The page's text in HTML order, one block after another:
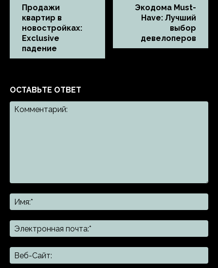
Продажи
квартир в
новостройках:
Exclusive
падение
Экодома Must-
Have: Лучший
выбор
девелоперов
ОСТАВЬТЕ ОТВЕТ